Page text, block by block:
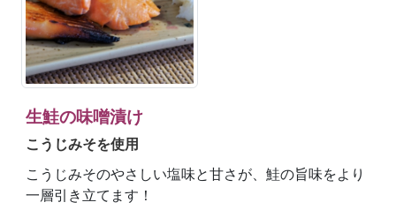
生鮭の味噌漬け
こうじみそを使用
こうじみそのやさしい塩味と甘さが、鮭の旨味をより
一層引き立てます！